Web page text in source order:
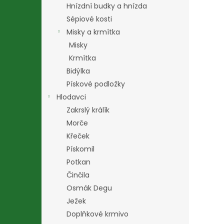
Hnízdní budky a hnízda
Sépiové kosti
Misky a krmítka
Misky
Krmítka
Bidýlka
Pískové podložky
Hlodavci
Zakrslý králík
Morče
Křeček
Pískomil
Potkan
Činčila
Osmák Degu
Ježek
Doplňkové krmivo